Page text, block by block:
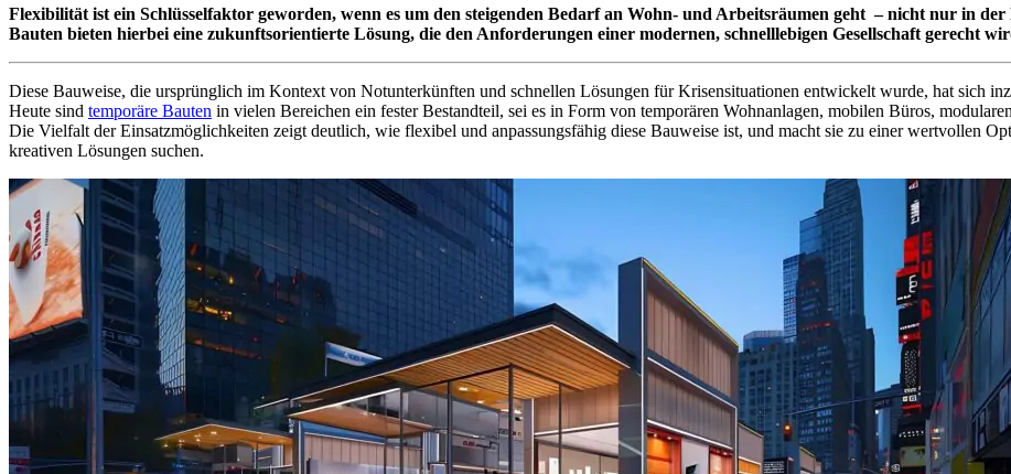
Flexibilität ist ein Schlüsselfaktor geworden, wenn es um den steigenden Bedarf an Wohn- und Arbeitsräumen geht – nicht nur in
Bauten bieten hierbei eine zukunftsorientierte Lösung, die den Anforderungen einer modernen, schnelllebigen Gesellschaft gerecht
Diese Bauweise, die ursprünglich im Kontext von Notunterkünften und schnellen Lösungen für Krisensituationen entwickelt wurde, hat sich
Heute sind temporäre Bauten in vielen Bereichen ein fester Bestandteil, sei es in Form von temporären Wohnanlagen, mobilen Büros,
Die Vielfalt der Einsatzmöglichkeiten zeigt deutlich, wie flexibel und anpassungsfähig diese Bauweise ist, und macht sie zu einer wertvollen
kreativen Lösungen suchen.